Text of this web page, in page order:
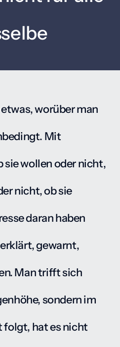
worüber man
Mit
sie wollen oder nicht,
nicht, ob sie
daran haben
gewarnt,
Man trifft sich
sondern im
folgt, hat es nicht